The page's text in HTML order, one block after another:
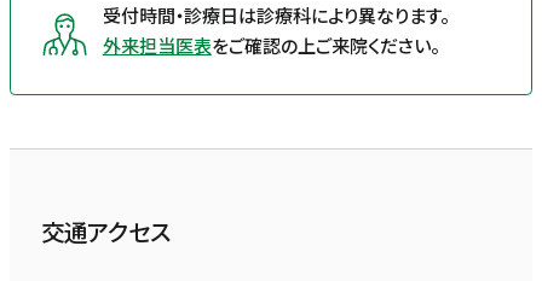
受付時間・診療日は診療科により異なります。
外来担当医表をご確認の上ご来院ください。
交通アクセス